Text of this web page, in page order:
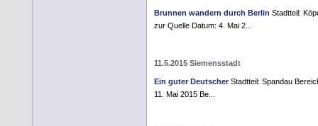
Brunnen wandern durch Berlin Stadtteil:
zur Quelle Datum: 4. Mai 2...
11.5.2015 Siemensstadt
Ein guter Deutscher Stadtteil: Spandau
11. Mai 2015 Be...